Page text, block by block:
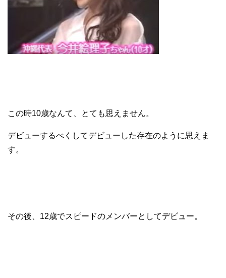
この時10歳なんて、とても思えません。
デビューするべくしてデビューした存在のように思えま
す。
その後、12歳でスピードのメンバーとしてデビュー。